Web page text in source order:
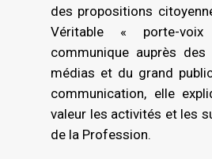
des propositions
Véritable « porte-
communique auprès des
médias et du grand
communication, elle
valeur les activités et les
de la Profession.